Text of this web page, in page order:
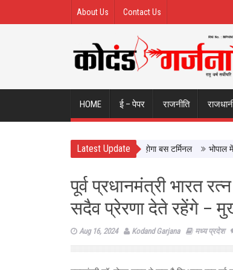
About Us Contact Us
HOME ई – पेपर राजनीति
Latest Update
इंदौर ISBT, आधुनिक सुविधाओं से लैस होगा बस टर्मिनल भोपाल में 11
पूर्व प्रधानमंत्री भारत
सदैव प्रेरणा देते रहेंगे –
Aug 16, 2024 Kodand Garjana मध्य प्रदेश